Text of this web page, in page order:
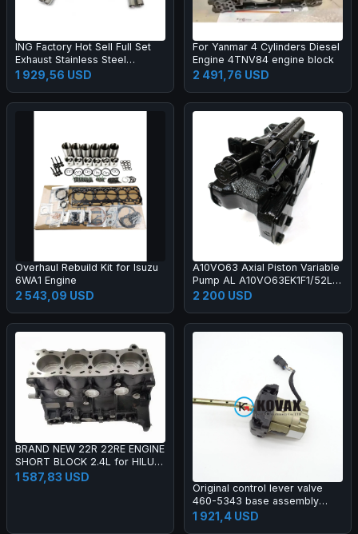
ING Factory Hot Sell Full Set
Exhaust Stainless Steel
Catback and Resonant Pipe
Front Tube for Audi S4 S5 B8
1 929,56 USD
For Yanmar 4 Cylinders Diesel
Engine 4TNV84 engine block
2 491,76 USD
Overhaul Rebuild Kit for Isuzu
6WA1 Engine
2 543,09 USD
A10VO63 Axial Piston Variable
Pump AL A10VO63EK1F1/52L-
VSD62N00T-S1677 Hydraulic
2 200 USD
BRAND NEW 22R 22RE ENGINE
SHORT BLOCK 2.4L for HILUX
PICKUP CRESSIDA COASTER
CORONA
1 587,83 USD
Original control lever valve
460-5343 base assembly
suitable for excavators 226D
232D 236D 239D 242D 246D
1 921,4 USD